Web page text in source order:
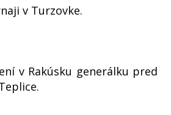
v Turzovke.
v Rakúsku generálku pred